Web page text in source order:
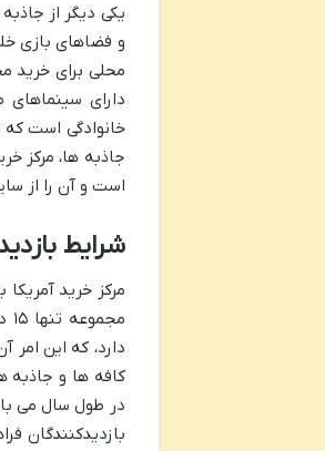
و فضاهای بازی
محلی برای خرید
دارای
خانوادگی است که
جاذبه ها، مرکز
است و آن را از
شرایط
مرکز خرید
دارد، که این
کافه ها و جاذبه
در طول سال می